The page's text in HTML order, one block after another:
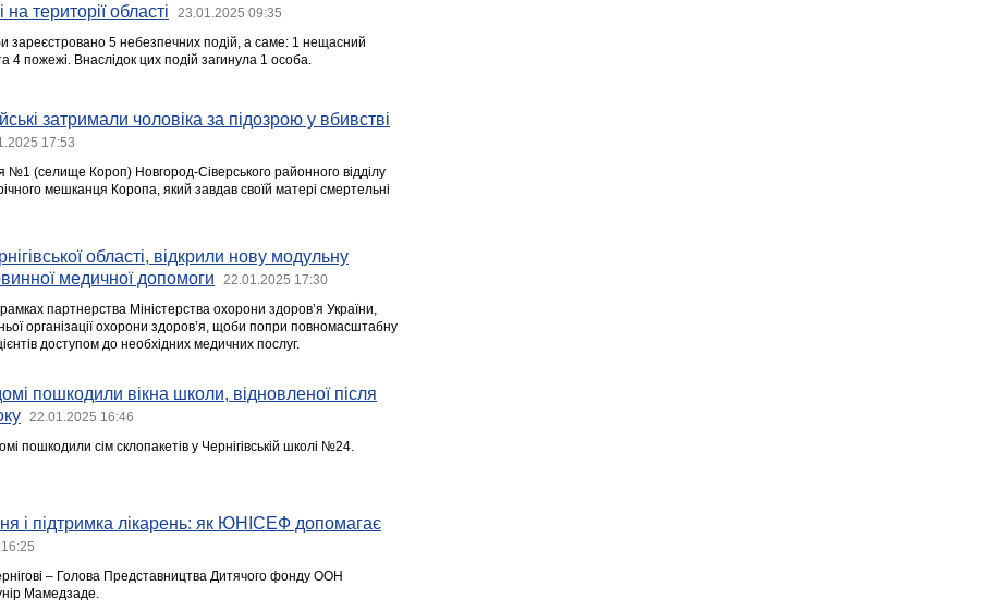
на території області
23.01.2025 09:35
зареєстровано 5 небезпечних подій, а саме: 1 нещасний
4 пожежі. Внаслідок цих подій загинула 1 особа.
затримали чоловіка за підозрою у вбивстві
17:53
№1 (селище Короп) Новгород-Сіверського районного відділу
мешканця Коропа, який завдав своїй матері смертельні
області, відкрили нову модульну
медичної допомоги
22.01.2025 17:30
партнерства Міністерства охорони здоров’я України,
організації охорони здоров’я, щоби попри повномасштабну
доступом до необхідних медичних послуг.
пошкодили вікна школи, відновленої після
22.01.2025 16:46
пошкодили сім склопакетів у Чернігівській школі №24.
і підтримка лікарень: як ЮНІСЕФ допомагає
– Голова Представництва Дитячого фонду ООН
Мамедзаде.